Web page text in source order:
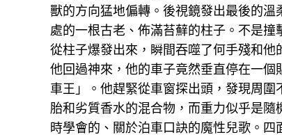
獸的方向猛地偏轉。後視鏡發出最後的溫
處的一根古老、佈滿苔蘚的柱子。不是
從柱子爆發出來，瞬間吞噬了何手殘和
他回過神來，他的車子竟然垂直停在一
車王」。他趕緊從車窗探出頭，發現周
胎和劣質香水的混合物，而重力似乎是
時學會的、關於泊車口訣的魔性兒歌。